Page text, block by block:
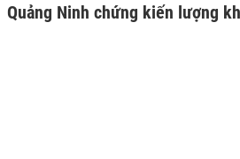
Quảng Ninh chứng kiến lượng